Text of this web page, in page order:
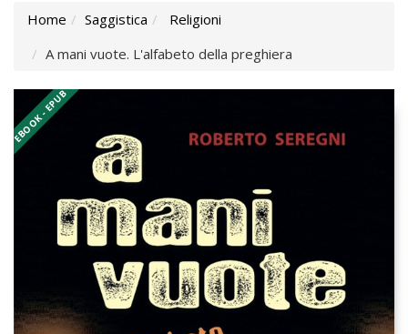
Home Saggistica
Religioni
A mani vuote. L'alfabeto della preghiera
EBOOK - EPUB